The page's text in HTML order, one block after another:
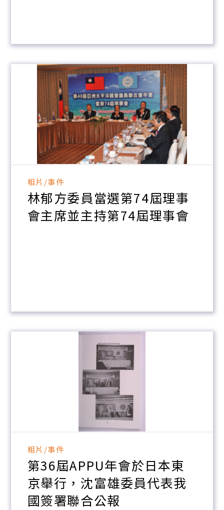
相片/事件
林郁方委員當選第74屆理事
會主席並主持第74屆理事會
相片/事件
第36屆APPU年會於日本東
京舉行，沈富雄委員代表我
國簽署聯合公報